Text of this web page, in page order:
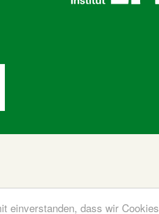
einverstanden, dass wir Cookies